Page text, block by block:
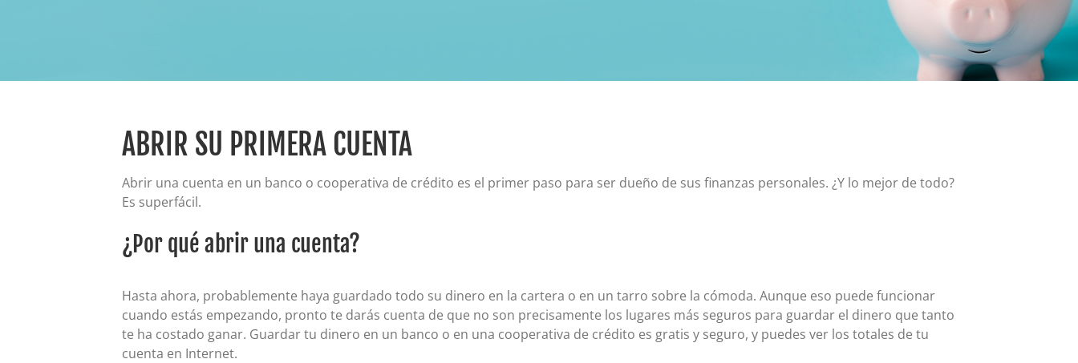
Tipos actuales de cuentas IRA y CD
Tarjeta MasterCard y Visa Preferred Points
Comisiones para todos los productos de tarjeta
ABRIR SU PRIMERA CUENTA
Abrir una cuenta en un banco o cooperativa de crédito es el primer paso para ser dueño de sus finanzas personales. ¿Y lo mejor de todo?
Es superfácil.
¿Por qué abrir una cuenta?
Hasta ahora, probablemente haya guardado todo su dinero en la cartera o en un tarro sobre la cómoda. Aunque eso puede funcionar
cuando estás empezando, pronto te darás cuenta de que no son precisamente los lugares más seguros para guardar el dinero que tanto
te ha costado ganar. Guardar tu dinero en un banco o en una cooperativa de crédito es gratis y seguro, y puedes ver los totales de tu
cuenta en Internet.